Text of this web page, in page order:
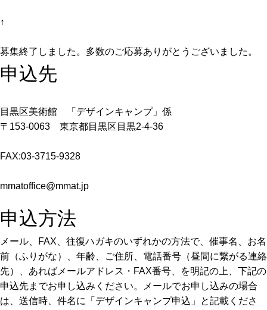
↑
募集終了しました。多数のご応募ありがとうございました。
申込先
目黒区美術館 「デザインキャンプ」係
〒153-0063 東京都目黒区目黒2-4-36
FAX:03-3715-9328
mmatoffice@mmat.jp
申込方法
メール、FAX、往復ハガキのいずれかの方法で、催事名、お名
前（ふりがな）、年齢、ご住所、電話番号（昼間に繋がる連絡
先）、あればメールアドレス・FAX番号、を明記の上、下記の
申込先までお申し込みください。メールでお申し込みの場合
は、送信時、件名に「デザインキャンプ申込」と記載くださ